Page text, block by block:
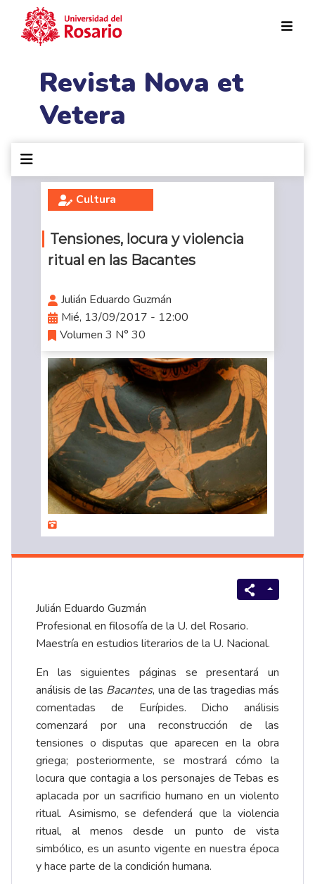
Revista Nova et
Vetera
Cultura
Tensiones, locura y violencia
ritual en las Bacantes
Julián Eduardo Guzmán
Mié, 13/09/2017 - 12:00
Volumen 3 N° 30
Julián Eduardo Guzmán
Profesional en filosofía de la U. del Rosario.
Maestría en estudios literarios de la U. Nacional.
En las siguientes páginas se presentará un
análisis de las Bacantes, una de las tragedias más
comentadas de Eurípides. Dicho análisis
comenzará por una reconstrucción de las
tensiones o disputas que aparecen en la obra
griega; posteriormente, se mostrará cómo la
locura que contagia a los personajes de Tebas es
aplacada por un sacrificio humano en un violento
ritual. Asimismo, se defenderá que la violencia
ritual, al menos desde un punto de vista
simbólico, es un asunto vigente en nuestra época
y hace parte de la condición humana.